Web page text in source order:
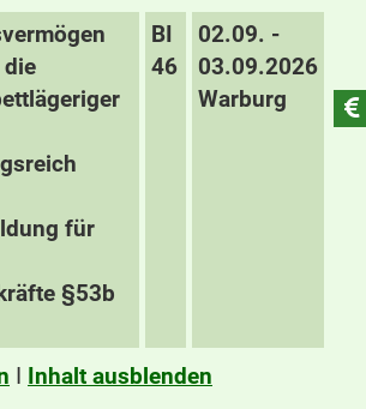
für
§53b
BI
46
02.09. -
03.09.2026
Warburg
I Inhalt ausblenden